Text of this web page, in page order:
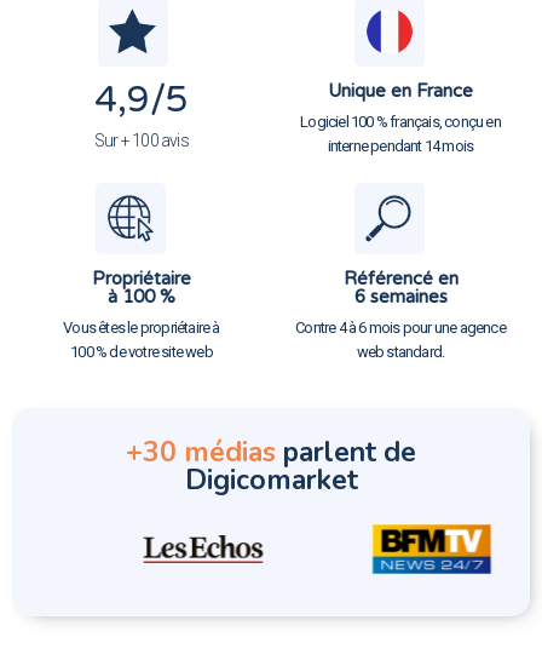
4,9/5
Sur + 100 avis
Unique en France
Logiciel 100 % français, conçu en
interne pendant 14 mois
Propriétaire
à 100 %
Vous êtes le propriétaire à
100 % de votre site web
Référencé en
6 semaines
Contre 4 à 6 mois pour une agence
web standard.
+30 médias parlent de
Digicomarket